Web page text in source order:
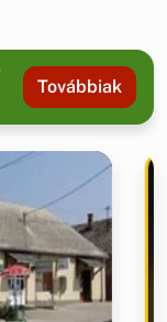
Továbbiak